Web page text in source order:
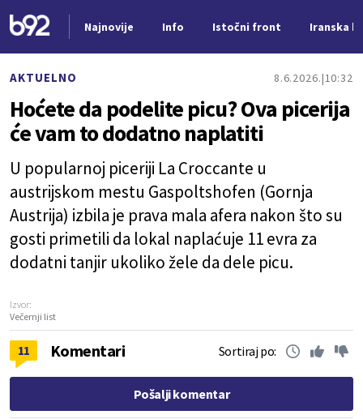
Najnovije Info Istočni front Iranska
AKTUELNO 8.6.2026. 10:32
Hoćete da podelite picu? Ova picerija
će vam to dodatno naplatiti
U popularnoj piceriji La Croccante u
austrijskom mestu Gaspoltshofen (Gornja
Austrija) izbila je prava mala afera nakon što su
gosti primetili da lokal naplaćuje 11 evra za
dodatni tanjir ukoliko žele da dele picu.
Izvor:
Večernji list
11 Komentari Sortiraj po:
Pošalji komentar